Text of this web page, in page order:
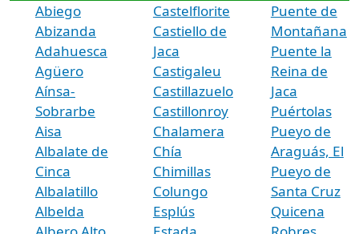
Abiego
Abizanda
Adahuesca
Agüero
Aínsa-
Sobrarbe
Aisa
Albalate de
Cinca
Albalatillo
Albelda
Castelflorite
Castiello de
Jaca
Castigaleu
Castillazuelo
Castillonroy
Chalamera
Chía
Chimillas
Colungo
Esplús
Puente de
Montañana
Puente la
Reina de
Jaca
Puértolas
Pueyo de
Araguás, El
Pueyo de
Santa Cruz
Quicena